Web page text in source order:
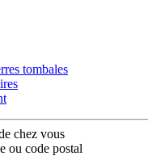
tombales
chez vous
ou code postal